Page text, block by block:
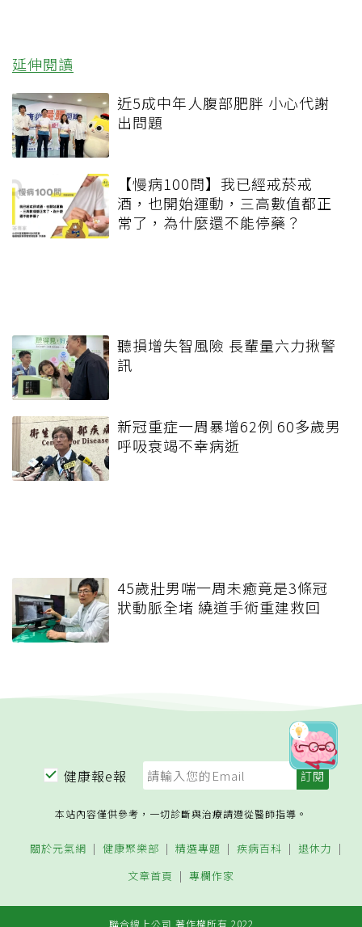
延伸閱讀
近5成中年人腹部肥胖 小心代謝
出問題
【慢病100問】我已經戒菸戒
酒，也開始運動，三高數值都正
常了，為什麼還不能停藥？
聽損增失智風險 長輩量六力揪警
訊
新冠重症一周暴增62例 60多歲男
呼吸衰竭不幸病逝
45歲壯男喘一周未癒竟是3條冠
狀動脈全堵 繞道手術重建救回
健康報e報
本站內容僅供參考，一切診斷與治療請遵從醫師指導。
關於元氣網 健康聚樂部 精選專題 疾病百科
退休力
文章首頁
專欄作家
聯合線上公司 著作權所有 2022